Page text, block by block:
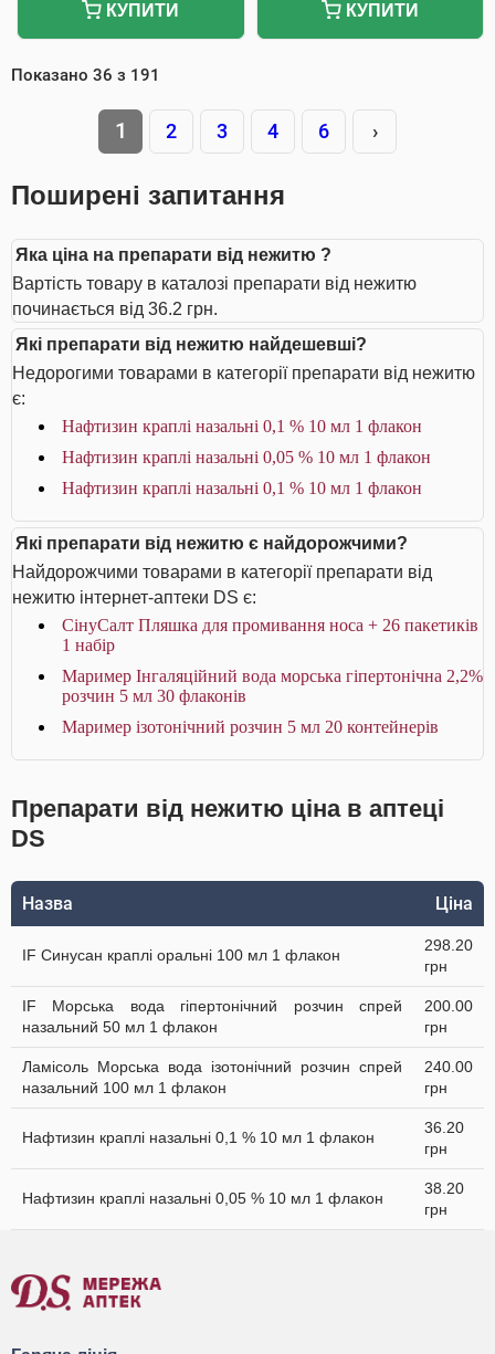
КУПИТИ КУПИТИ
Показано 36 з 191
1 2 3 4 6 ›
Поширені запитання
Яка ціна на препарати від нежитю ?
Вартість товару в каталозі препарати від нежитю
починається від 36.2 грн.
Які препарати від нежитю найдешевші?
Недорогими товарами в категорії препарати від нежитю
є:
Нафтизин краплі назальні 0,1 % 10 мл 1 флакон
Нафтизин краплі назальні 0,05 % 10 мл 1 флакон
Нафтизин краплі назальні 0,1 % 10 мл 1 флакон
Які препарати від нежитю є найдорожчими?
Найдорожчими товарами в категорії препарати від
нежитю інтернет-аптеки DS є:
СінуСалт Пляшка для промивання носа + 26 пакетиків
1 набір
Маример Інгаляційний вода морська гіпертонічна 2,2%
розчин 5 мл 30 флаконів
Маример ізотонічний розчин 5 мл 20 контейнерів
Препарати від нежитю ціна в аптеці
DS
Назва Ціна
IF Синусан краплі оральні 100 мл 1 флакон
298.20
грн
IF Морська вода гіпертонічний розчин спрей
назальний 50 мл 1 флакон
200.00
грн
Ламісоль Морська вода ізотонічний розчин спрей
назальний 100 мл 1 флакон
240.00
грн
Нафтизин краплі назальні 0,1 % 10 мл 1 флакон
36.20
грн
Нафтизин краплі назальні 0,05 % 10 мл 1 флакон
38.20
грн